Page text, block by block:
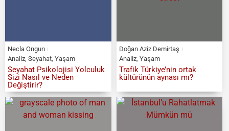
Necla Ongun
Analiz, Seyahat, Yaşam
Seyahat Psikolojisi Yolculuk
Sizi Nasıl ve Neden
Değiştirir?
Doğan Aziz Demirtaş
Analiz, Yaşam
Trafik Türkiye’nin ortak
kültürünün aynası mı?